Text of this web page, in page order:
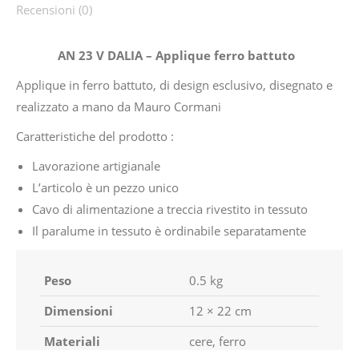
Recensioni (0)
AN 23 V DALIA – Applique ferro battuto
Applique in ferro battuto, di design esclusivo, disegnato e
realizzato a mano da Mauro Cormani
Caratteristiche del prodotto :
Lavorazione artigianale
L’articolo è un pezzo unico
Cavo di alimentazione a treccia rivestito in tessuto
Il paralume in tessuto è ordinabile separatamente
Peso
0.5 kg
Dimensioni
12 × 22 cm
Materiali
cere, ferro